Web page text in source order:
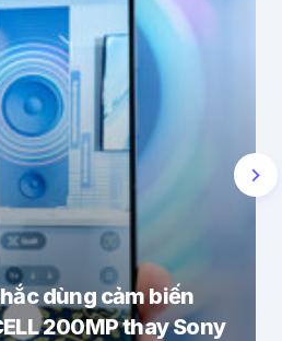
dùng cảm biến
200MP thay Sony